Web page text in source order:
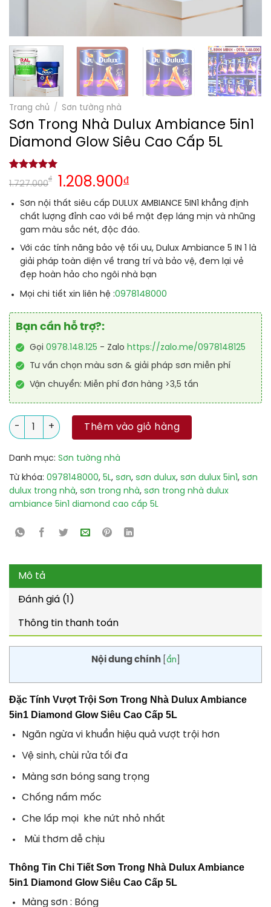
Trang chủ / Sơn tường nhà
Sơn Trong Nhà Dulux Ambiance 5in1
Diamond Glow Siêu Cao Cấp 5L
5.00trên 5
dựa trên
1
1.727.000
₫ 1.208.900₫
Sơn nội thất siêu cấp DULUX AMBIANCE 5IN1 khẳng định
chất lượng đỉnh cao với bề mặt đẹp láng mịn và những
gam màu sắc nét, độc đáo.
Với các tính năng bảo vệ tối ưu, Dulux Ambiance 5 IN 1 là
giải pháp toàn diện về trang trí và bảo vệ, đem lại vẻ
đẹp hoàn hảo cho ngôi nhà bạn
Mọi chi tiết xin liên hệ :0978148000
Bạn cần hỗ trợ?:
Gọi 0978.148.125 - Zalo https://zalo.me/0978148125
Tư vấn chọn màu sơn & giải pháp sơn miễn phí
Vận chuyển: Miễn phí đơn hàng >3,5 tấn
Sơn Trong Nhà Dulux Ambiance 5in1 Diamond Glow Siêu
Thêm vào giỏ hàng
Danh mục: Sơn tường nhà
Từ khóa: 0978148000, 5L, sơn, sơn dulux, sơn dulux 5in1, sơn
dulux trong nhà, sơn trong nhà, sơn trong nhà dulux
ambiance 5in1 diamond cao cấp 5L
Mô tả
Đánh giá (1)
Thông tin thanh toán
Nội dung chính ẩn
Đặc Tính Vượt Trội Sơn Trong Nhà Dulux Ambiance
5in1 Diamond Glow Siêu Cao Cấp 5L
Ngăn ngừa vi khuẩn hiệu quả vượt trội hơn
Vệ sinh, chùi rửa tối đa
Màng sơn bóng sang trọng
Chống nấm mốc
Che lấp mọi khe nứt nhỏ nhất
Mùi thơm dễ chịu
Thông Tin Chi Tiết Sơn Trong Nhà Dulux Ambiance
5in1 Diamond Glow Siêu Cao Cấp 5L
Màng sơn : Bóng